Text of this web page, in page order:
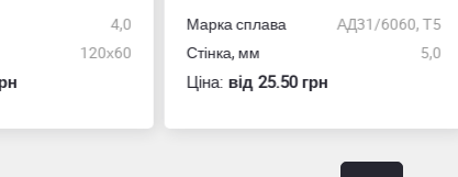
4,0
120х60
Марка сплава
АД31/6060, Т5
Стінка, мм
5,0
Ціна:вiд 25.50 грн